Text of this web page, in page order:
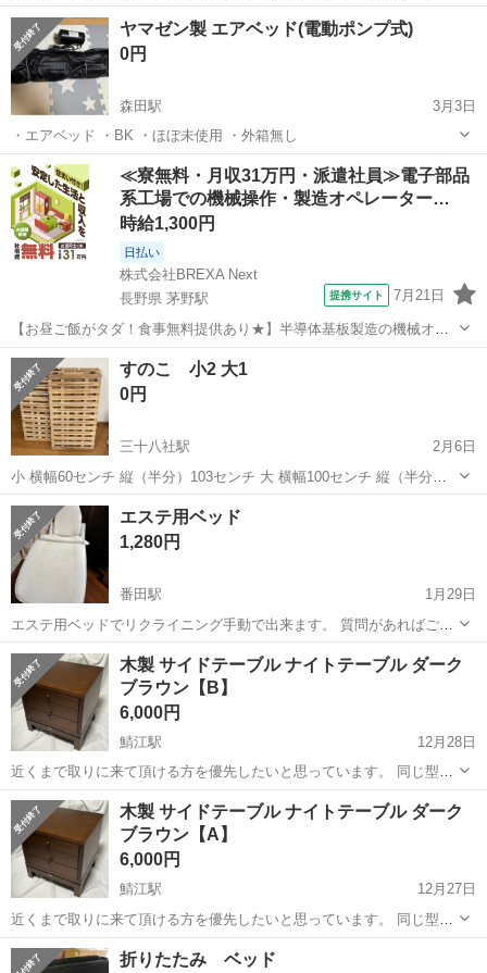
す。
福井 福井市 森田駅 汚れ
ヤマゼン製 エアベッド(電動ポンプ式)
0円
森田駅
3月3日
・エアベッド ・BK ・ほぼ未使用 ・外箱無し
福井 福井市 森田駅 ベッド ヤマゼン
≪寮無料・月収31万円・派遣社員≫電子部品
系工場での機械操作・製造オペレーター…
時給1,300円
日払い
株式会社BREXA Next
長野県 茅野駅
提携サイト 7月21日
【お昼ご飯がタダ！食事無料提供あり★】半導体基板製造の機械オペ
レーターや検査作業！未経験活躍中★カップル＆友達同士の応募OK！
赴任旅費会社負担★嬉しい無料送迎◎正社員登用制度あり！マイカー
通勤OK！無料駐車場完備！《長野県茅...
長野 茅野市 その他
すのこ 小2 大1
0円
三十八社駅
2月6日
小 横幅60センチ 縦（半分）103センチ 大 横幅100センチ 縦（半分）
100センチ 引っ越しに伴いお譲りします
福井 鯖江市 三十八社駅 ベッド
エステ用ベッド
1,280円
番田駅
1月29日
エステ用ベッドでリクライニング手動で出来ます。 質問があればご連
絡ください できるだけ早くとりにきてくれる方を優先させていただき
ます。 よろしくおねがいします。
福井 あわら市 番田駅 ベッド リクライニング
木製 サイドテーブル ナイトテーブル ダーク
ブラウン【B】
6,000円
鯖江駅
12月28日
近くまで取りに来て頂ける方を優先したいと思っています。 同じ型の
ものをもう1品出品しています。 1個で使用しても、両サイドに2個並
べてもおしゃれです。 【サイズ】 （外寸） 縦 約40cm 横 約45.5cm...
福井 鯖江市 鯖江駅 ベッド 木製
木製 サイドテーブル ナイトテーブル ダーク
ブラウン【A】
6,000円
鯖江駅
12月27日
近くまで取りに来て頂ける方を優先したいと思っています。 同じ型の
ものをもう1品出品しています。 1個で使用しても、両サイドに2個並
べてもおしゃれです。 【サイズ】 （外寸） 縦 約40cm 横 約45.5cm...
福井 鯖江市 鯖江駅
折りたたみ ベッド